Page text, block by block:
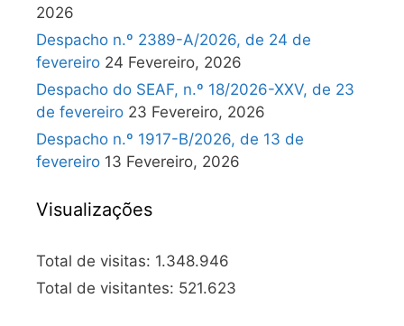
2026
Despacho n.º 2389-A/2026, de 24 de
fevereiro 24 Fevereiro, 2026
Despacho do SEAF, n.º 18/2026-XXV, de 23
de fevereiro 23 Fevereiro, 2026
Despacho n.º 1917-B/2026, de 13 de
fevereiro 13 Fevereiro, 2026
Visualizações
Total de visitas: 1.348.946
Total de visitantes: 521.623